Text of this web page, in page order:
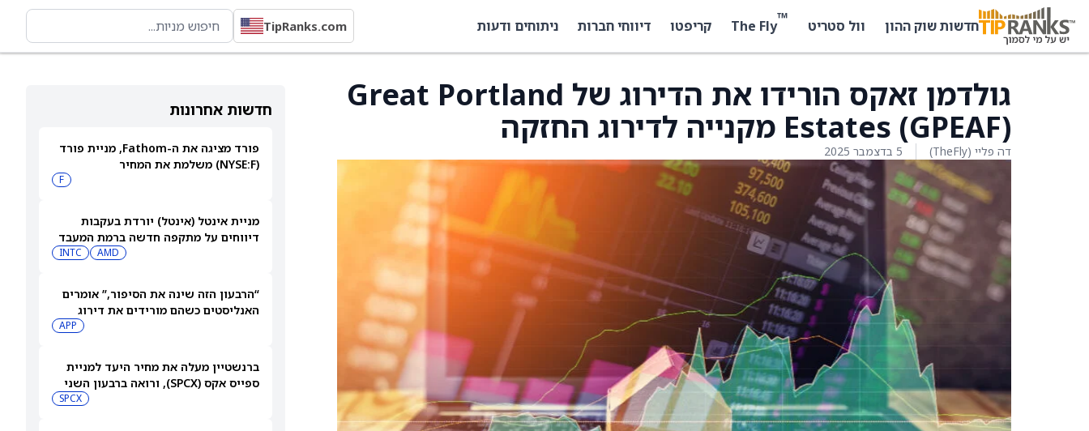
חדשות שוק ההון וול סטריט ™
The Fly קריפטו דיווחי חברות ניתוחים ודעות TipRanks.com
חדשות אחרונות
פורד מציגה את ה-Fathom, מניית פורד
(NYSE:F) משלמת את המחיר
F
מניית אינטל (אינטל) יורדת בעקבות
דיווחים על מתקפה חדשה ברמת המעבד
AMD
INTC
“הרבעון הזה שינה את הסיפור,” אומרים
האנליסטים כשהם מורידים את דירוג
מניית AppLovin (APP) ומקצצים את APP
ברנשטיין מעלה את מחיר היעד למניית
ספייס אקס (SPCX), ורואה ברבעון השני
SPCX
גולדמן זאקס הורידו את הדירוג של Great Portland
Estates (GPEAF) מקנייה לדירוג החזקה
דה פליי (TheFly) 5 בדצמבר 2025